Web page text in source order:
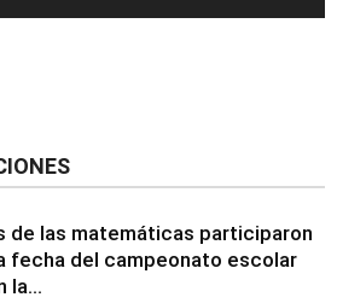
de las matemáticas participaron
fecha del campeonato escolar
la...